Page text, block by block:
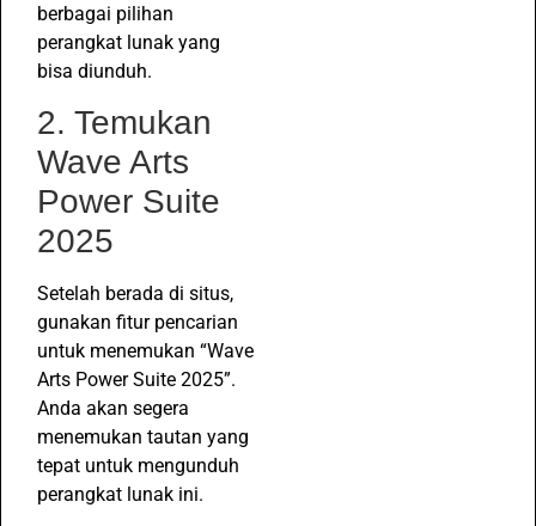
berbagai pilihan
perangkat lunak yang
bisa diunduh.
2. Temukan
Wave Arts
Power Suite
2025
Setelah berada di situs,
gunakan fitur pencarian
untuk menemukan “Wave
Arts Power Suite 2025”.
Anda akan segera
menemukan tautan yang
tepat untuk mengunduh
perangkat lunak ini.